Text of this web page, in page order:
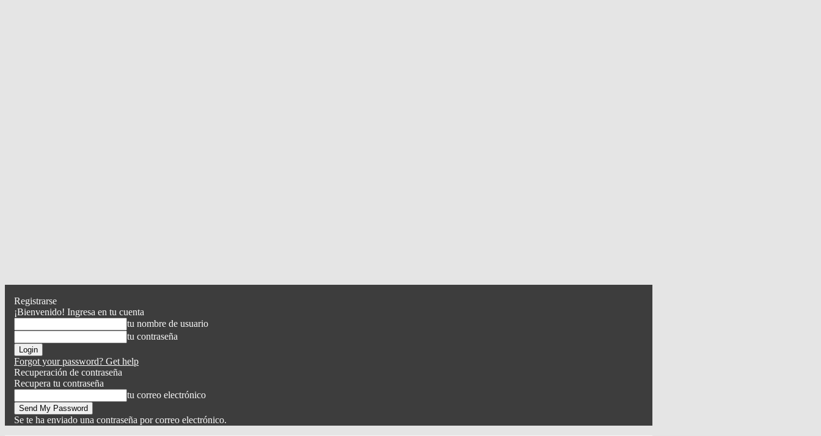
Registrarse
¡Bienvenido! Ingresa en tu cuenta
tu nombre de usuario
tu contraseña
Forgot your password? Get help
Recuperación de contraseña
Recupera tu contraseña
tu correo electrónico
Se te ha enviado una contraseña por correo electrónico.